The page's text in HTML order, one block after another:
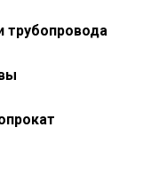
трубопровода